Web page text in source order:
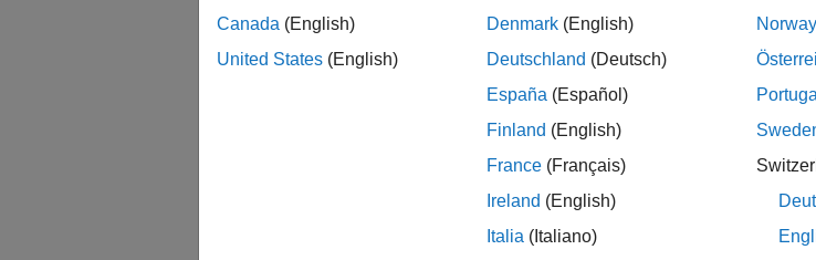
Canada (English)
United States (English)
Denmark (English)
Deutschland (Deutsch)
España (Español)
Finland (English)
France (Français)
Ireland (English)
Italia (Italiano)
Norway
Portugal